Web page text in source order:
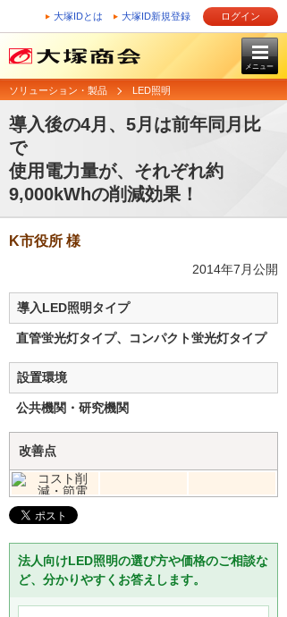
大塚IDとは 大塚ID新規登録 ログイン
メニュー
ソリューション・製品 LED照明
導入後の4月、5月は前年同月比
で
使用電力量が、それぞれ約
9,000kWhの削減効果！
K市役所 様
2014年7月公開
導入LED照明タイプ
直管蛍光灯タイプ、コンパクト蛍光灯タイプ
設置環境
公共機関・研究機関
改善点
法人向けLED照明の選び方や価格のご相談な
ど、分かりやすくお答えします。